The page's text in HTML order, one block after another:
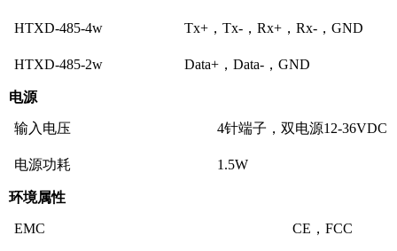
HTXD-485-4w Tx+，Tx-，Rx+，Rx-，GND
HTXD-485-2w Data+，Data-，GND
电源
输入电压 4针端子，双电源12-36VDC
电源功耗 1.5W
环境属性
EMC CE，FCC